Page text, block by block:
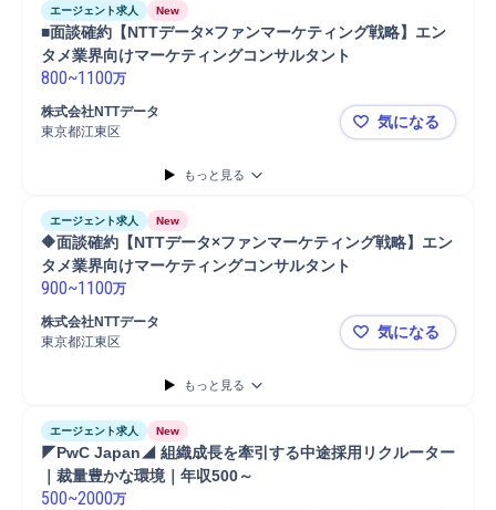
エージェント求人 New
■面談確約【NTTデータ×ファンマーケティング戦略】エン
タメ業界向けマーケティングコンサルタント
800~1100万
株式会社NTTデータ
東京都江東区
■面談確約
気になる
もっと見る
エージェント求人 New
🔶面談確約【NTTデータ×ファンマーケティング戦略】エン
タメ業界向けマーケティングコンサルタント
900~1100万
株式会社NTTデータ
東京都江東区
🔶面談確約
気になる
もっと見る
エージェント求人 New
◤PwC Japan◢ 組織成長を牽引する中途採用リクルーター
｜裁量豊かな環境｜年収500～
500~2000万